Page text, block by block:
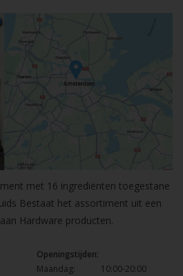
met 16 ingrediënten toegestane
Bestaat het assortiment uit een
Hardware producten.
Openingstijden:
Maandag:
10:00-20:00